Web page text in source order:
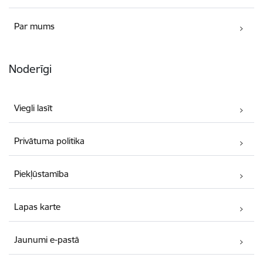
Par mums
Noderīgi
Viegli lasīt
Privātuma politika
Piekļūstamība
Lapas karte
Jaunumi e-pastā